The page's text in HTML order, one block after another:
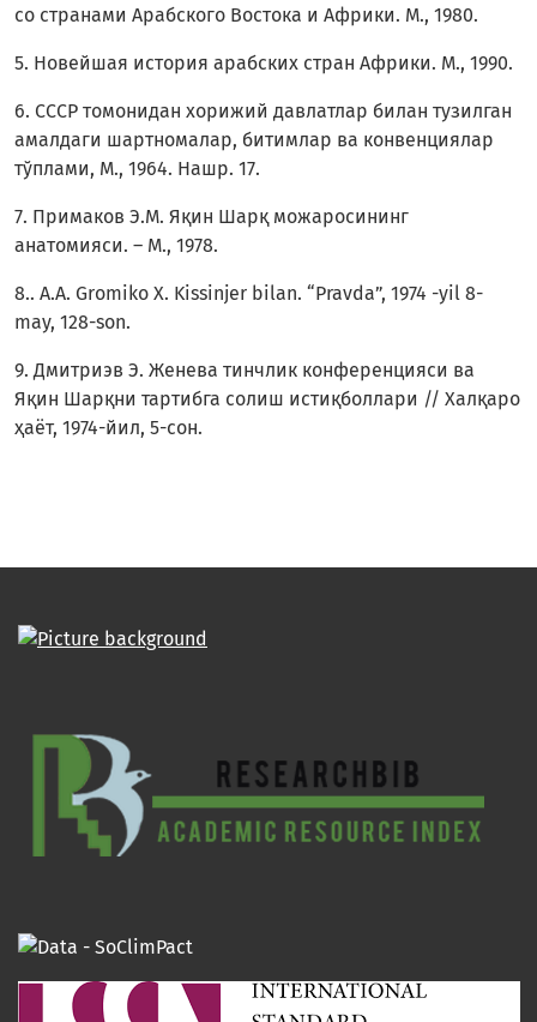
со странами Арабского Востока и Африки. М., 1980.
5. Новейшая история арабских стран Африки. М., 1990.
6. СССР томонидан хорижий давлатлар билан тузилган
амалдаги шартномалар, битимлар ва конвенциялар
тўплами, М., 1964. Нашр. 17.
7. Примаков Э.М. Яқин Шарқ можаросининг
анатомияси. – М., 1978.
8.. A.A. Gromiko X. Kissinjer bilan. “Pravda”, 1974 -yil 8-
may, 128-son.
9. Дмитриэв Э. Женева тинчлик конференцияси ва
Яқин Шарқни тартибга солиш истиқболлари // Халқаро
ҳаёт, 1974-йил, 5-сон.